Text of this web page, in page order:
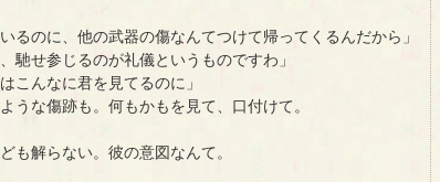
るのに、他の武器の傷なんてつけて帰ってくるんだから」
馳せ参じるのが礼儀というものですわ」
こんなに君を見てるのに」
な傷跡も。何もかもを見て、口付けて。
解らない。彼の意図なんて。